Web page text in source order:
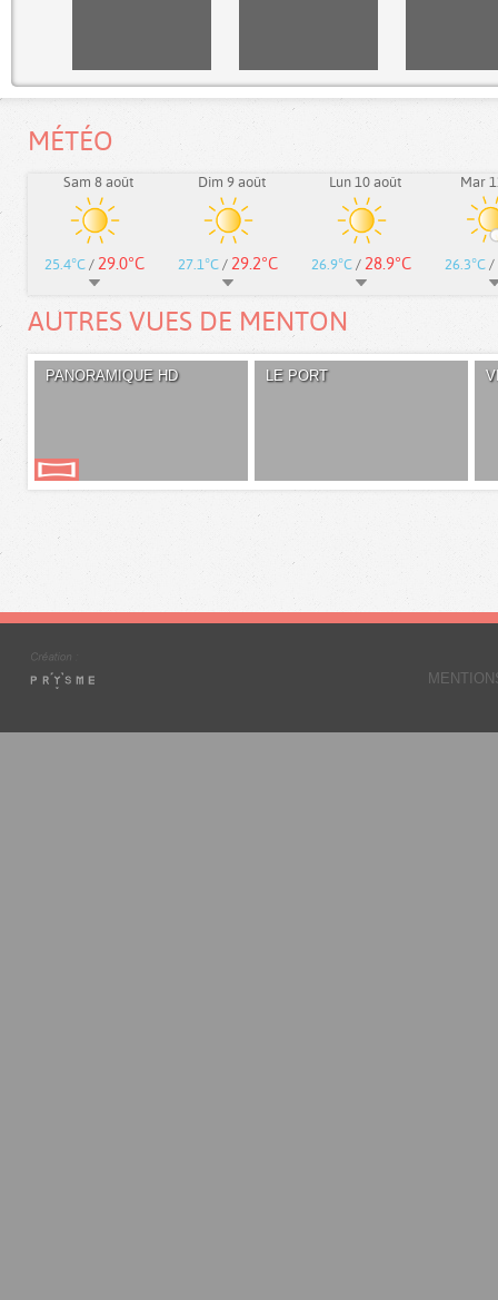
MÉTÉO
Sam 8 août
25.4°C / 29.0°C
Dim 9 août
27.1°C / 29.2°C
Lun 10 août
26.9°C / 28.9°C
Mar
26.3°C /
AUTRES VUES DE MENTON
PANORAMIQUE HD LE PORT